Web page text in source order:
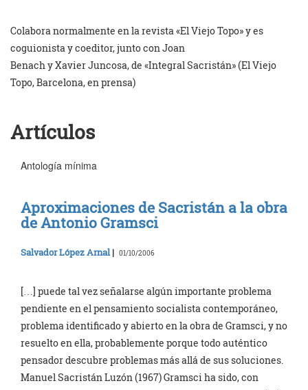
Colabora normalmente en la revista «El Viejo Topo» y es
coguionista y coeditor, junto con Joan
Benach y Xavier Juncosa, de «Integral Sacristán» (El Viejo
Topo, Barcelona, en prensa)
Artículos
Antología mínima
Aproximaciones de Sacristán a la obra
de Antonio Gramsci
Salvador López Arnal | 01/10/2006
[…] puede tal vez señalarse algún importante problema
pendiente en el pensamiento socialista contemporáneo,
problema identificado y abierto en la obra de Gramsci, y no
resuelto en ella, probablemente porque todo auténtico
pensador descubre problemas más allá de sus soluciones.
Manuel Sacristán Luzón (1967) Gramsci ha sido, con